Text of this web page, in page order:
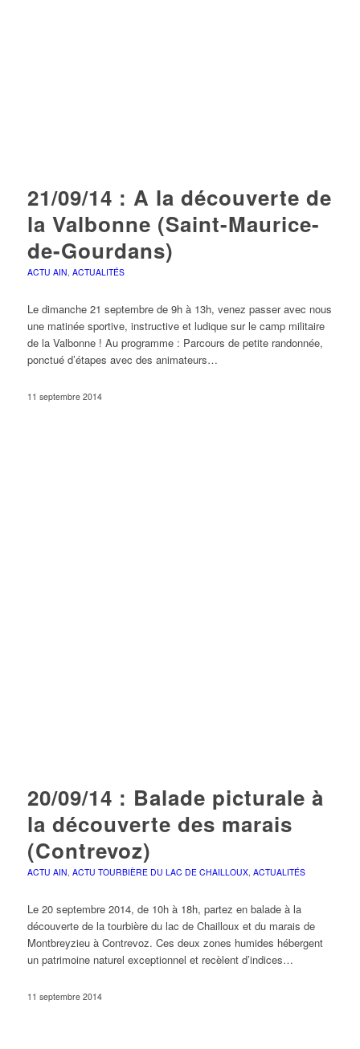
21/09/14 : A la découverte de
la Valbonne (Saint-Maurice-
de-Gourdans)
ACTU AIN, ACTUALITÉS
Le dimanche 21 septembre de 9h à 13h, venez passer avec nous
une matinée sportive, instructive et ludique sur le camp militaire
de la Valbonne ! Au programme : Parcours de petite randonnée,
ponctué d’étapes avec des animateurs…
11 septembre 2014
20/09/14 : Balade picturale à
la découverte des marais
(Contrevoz)
ACTU AIN, ACTU TOURBIÈRE DU LAC DE CHAILLOUX, ACTUALITÉS
Le 20 septembre 2014, de 10h à 18h, partez en balade à la
découverte de la tourbière du lac de Chailloux et du marais de
Montbreyzieu à Contrevoz. Ces deux zones humides hébergent
un patrimoine naturel exceptionnel et recèlent d’indices…
11 septembre 2014